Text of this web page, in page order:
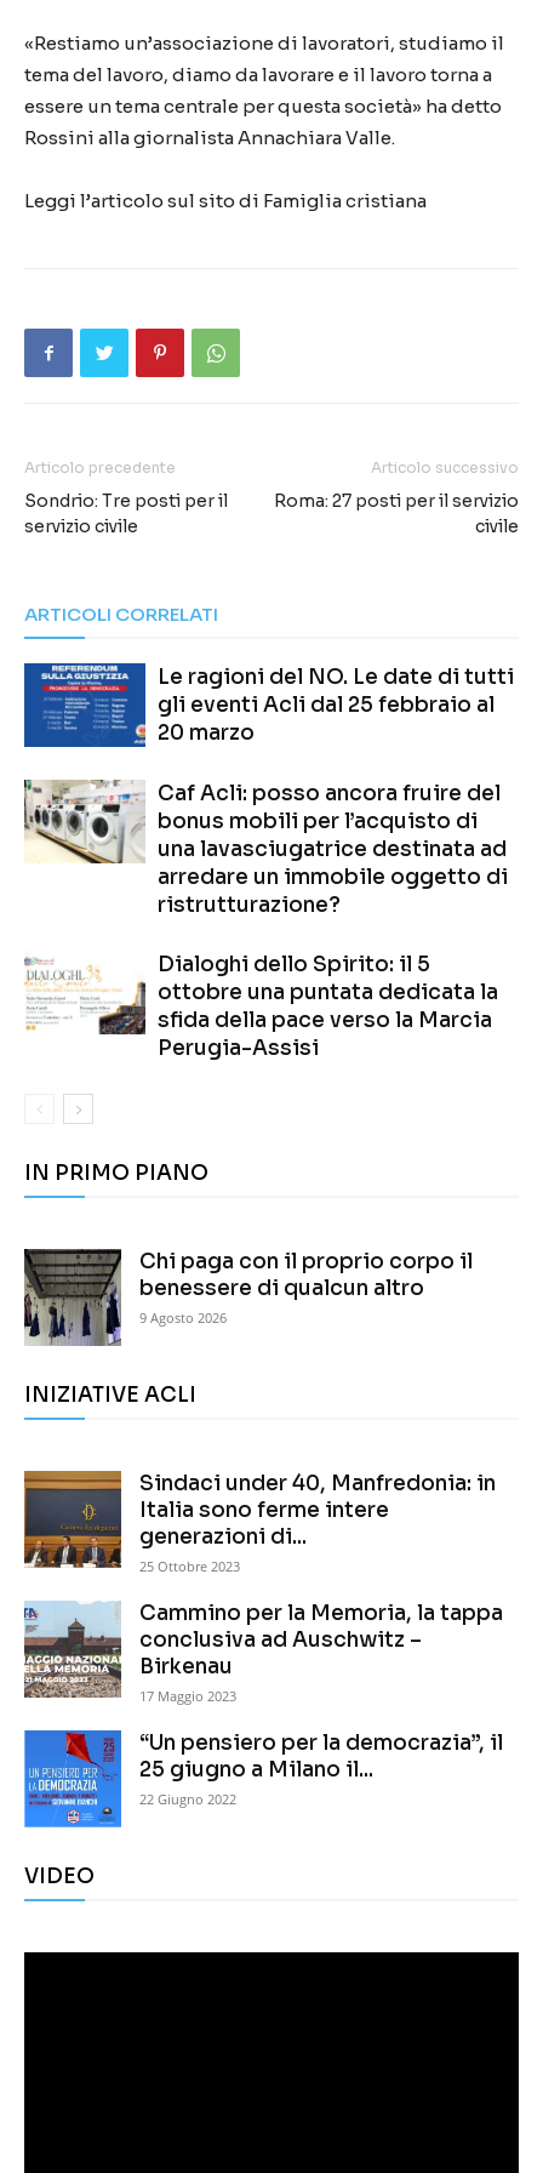
«Restiamo un’associazione di lavoratori, studiamo il
tema del lavoro, diamo da lavorare e il lavoro torna a
essere un tema centrale per questa società» ha detto
Rossini alla giornalista Annachiara Valle.
Leggi l’articolo sul sito di Famiglia cristiana
Articolo precedente
Sondrio: Tre posti per il
servizio civile
Articolo successivo
Roma: 27 posti per il servizio
civile
ARTICOLI CORRELATI
Le ragioni del NO. Le date di tutti
gli eventi Acli dal 25 febbraio al
20 marzo
Caf Acli: posso ancora fruire del
bonus mobili per l’acquisto di
una lavasciugatrice destinata ad
arredare un immobile oggetto di
ristrutturazione?
Dialoghi dello Spirito: il 5
ottobre una puntata dedicata la
sfida della pace verso la Marcia
Perugia-Assisi
IN PRIMO PIANO
Chi paga con il proprio corpo il
benessere di qualcun altro
9 Agosto 2026
INIZIATIVE ACLI
Sindaci under 40, Manfredonia: in
Italia sono ferme intere
generazioni di...
25 Ottobre 2023
Cammino per la Memoria, la tappa
conclusiva ad Auschwitz –
Birkenau
17 Maggio 2023
“Un pensiero per la democrazia”, il
25 giugno a Milano il...
22 Giugno 2022
VIDEO